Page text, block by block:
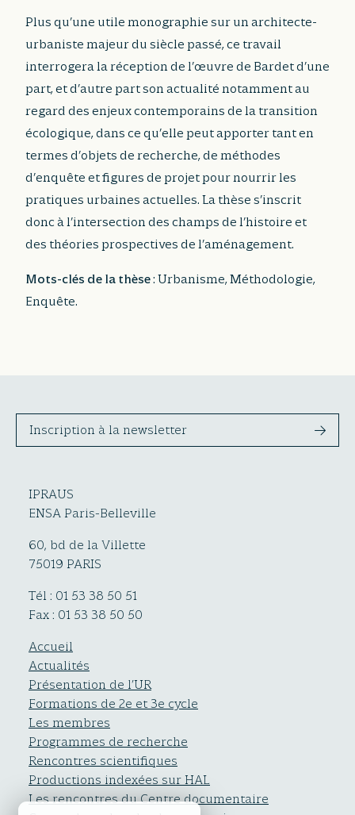
Plus qu’une utile monographie sur un architecte-
urbaniste majeur du siècle passé, ce travail
interrogera la réception de l’œuvre de Bardet d’une
part, et d’autre part son actualité notamment au
regard des enjeux contemporains de la transition
écologique, dans ce qu’elle peut apporter tant en
termes d’objets de recherche, de méthodes
d’enquête et figures de projet pour nourrir les
pratiques urbaines actuelles. La thèse s’inscrit
donc à l’intersection des champs de l’histoire et
des théories prospectives de l’aménagement.
Mots-clés de la thèse: Urbanisme, Méthodologie,
Enquête.
Inscription à la newsletter
IPRAUS
ENSA Paris-Belleville
60, bd de la Villette
75019 PARIS
Tél : 01 53 38 50 51
Fax : 01 53 38 50 50
Accueil
Actualités
Présentation de l’UR
Formations de 2e et 3e cycle
Les membres
Programmes de recherche
Rencontres scientifiques
Productions indexées sur HAL
Les rencontres du Centre documentaire